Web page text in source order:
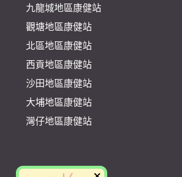
九龍城地區康健站
觀塘地區康健站
北區地區康健站
西貢地區康健站
沙田地區康健站
大埔地區康健站
灣仔地區康健站